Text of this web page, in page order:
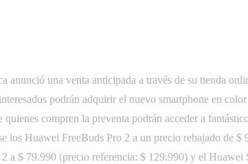
anunció una venta anticipada a través de su tienda
podrán adquirir el nuevo smartphone en
compren la preventa podrán acceder a
los Huawei FreeBuds Pro 2 a un precio rebajado de $
$ 79.990 (precio referencia: $ 129.990) y el Huawei